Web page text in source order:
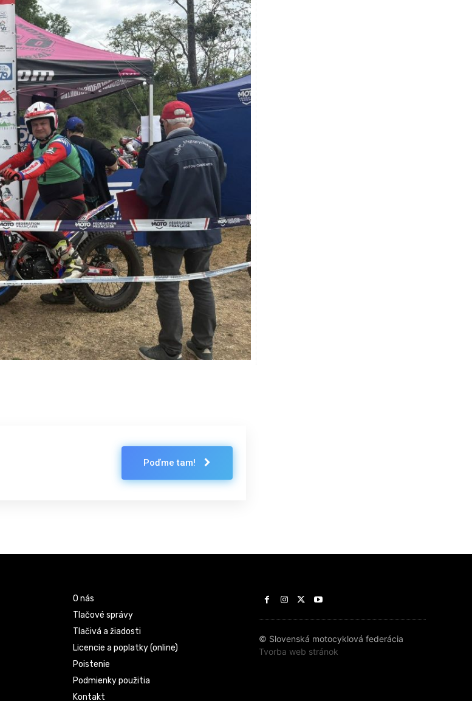
Poďme tam!
O nás
Tlačové správy
Tlačivá a žiadosti
Licencie a poplatky (online)
Poistenie
Podmienky použitia
Kontakt
© Slovenská motocyklová federácia
Tvorba web stránok